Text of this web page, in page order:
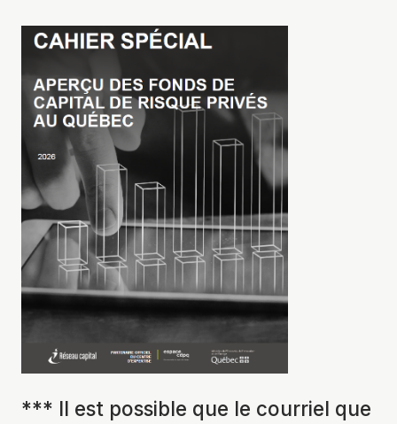
*** Il est possible que le courriel que